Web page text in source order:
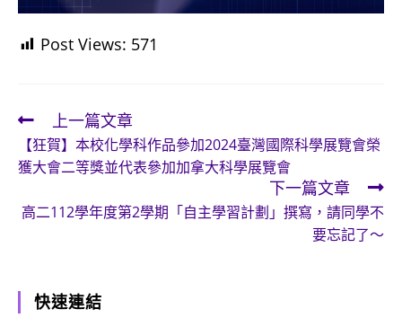
Post Views: 571
Read
more
articles
上一篇文章
【狂賀】本校化學科作品參加2024臺灣國際科學展覽會榮
獲大會二等獎並代表參加加拿大科學展覽會
下一篇文章
高二112學年度第2學期「自主學習計劃」撰寫，請同學不
要忘記了～
快速連結